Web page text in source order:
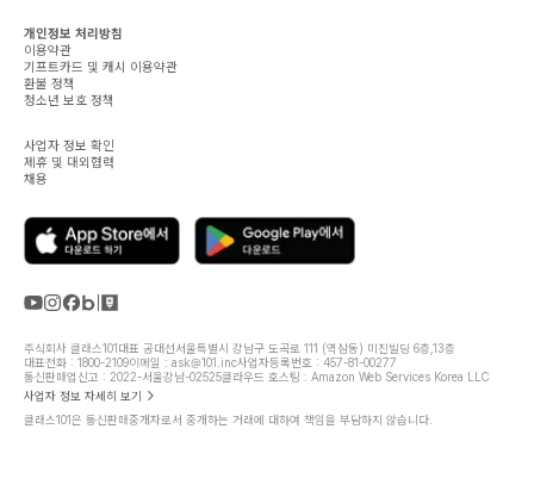
개인정보 처리방침
이용약관
기프트카드 및 캐시 이용약관
환불 정책
청소년 보호 정책
사업자 정보 확인
제휴 및 대외협력
채용
주식회사 클래스101 대표 공대선서울특별시 강남구 도곡로 111 (역삼동) 미진빌딩 6층,13층
대표전화 : 1800-2109이메일 : ask@101.inc사업자등록번호 : 457-81-00277
통신판매업신고 : 2022-서울강남-02525클라우드 호스팅 : Amazon Web Services Korea LLC
사업자 정보 자세히 보기
클래스101은 통신판매중개자로서 중개하는 거래에 대하여 책임을 부담하지 않습니다.